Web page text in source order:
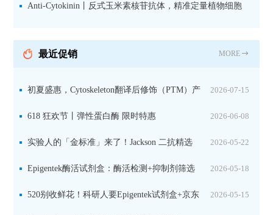
活细胞实验
Anti-Cytokinin丨反式玉米素核苷抗体，精准定量植物细胞
最近促销 MORE
2026-07-15
初夏盛惠，Cytoskeleton翻译后修饰（PTM）产
品线放价啦！ 2026-06-08
618 狂欢节丨弹性蛋白酶 限时特惠
2026-05-22
实验人的「金标准」来了！Jackson 二抗精选
限时一口价，手慢无！ 2026-05-18
Epigentek酶活试剂盒：酶活检测+抑制剂筛选
双赋能，下单即赠京东卡 2026-05-15
520别收鲜花！科研人要Epigentek试剂盒+京东